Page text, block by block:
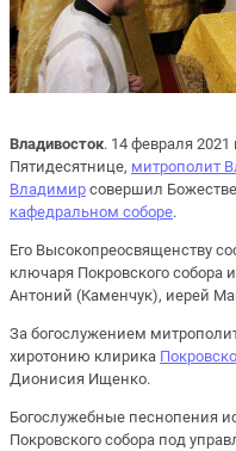
Владивосток. 14 февраля
Пятидесятнице, митрополит
Владимир совершил
кафедральном соборе.
Его Высокопреосвященству
ключаря Покровского собора
Антоний (Каменчук), иерей
За богослужением
хиротонию клирика
Дионисия Ищенко.
Богослужебные песнопения
Покровского собора под